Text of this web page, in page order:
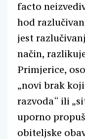
facto
hod
jest
način,
Primjerice,
„novi brak
razvoda“ ili
uporno
obiteljske